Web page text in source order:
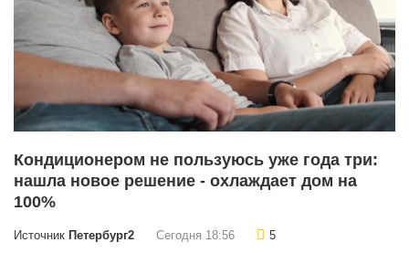
Кондиционером не пользуюсь уже года три:
нашла новое решение - охлаждает дом на
100%
Источник Петербург2 Сегодня 18:56 5